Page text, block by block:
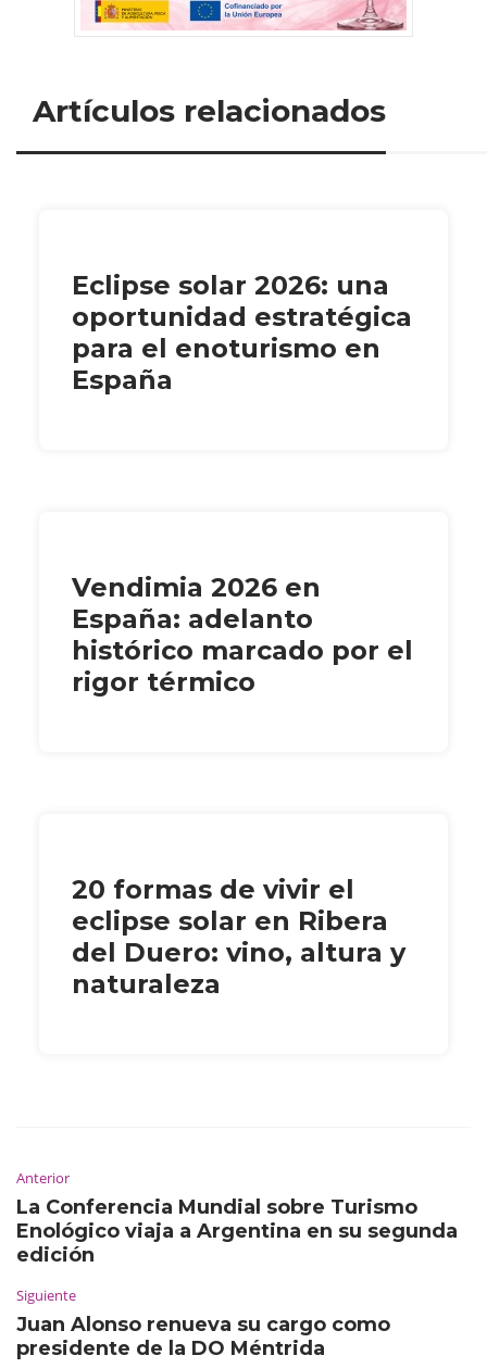
Artículos relacionados
Eclipse solar 2026: una
oportunidad estratégica
para el enoturismo en
España
Vendimia 2026 en
España: adelanto
histórico marcado por el
rigor térmico
20 formas de vivir el
eclipse solar en Ribera
del Duero: vino, altura y
naturaleza
Anterior
La Conferencia Mundial sobre Turismo
Enológico viaja a Argentina en su segunda
edición
Siguiente
Juan Alonso renueva su cargo como
presidente de la DO Méntrida